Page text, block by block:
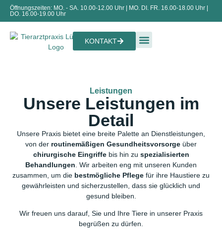
Öffnungszeiten: MO. - SA. 10.00-12.00 Uhr | MO. DI. FR. 16.00-18.00 Uhr |
DO. 16.00-19.00 Uhr
KONTAKT
Leistungen
Unsere Leistungen im
Detail
Unsere Praxis bietet eine breite Palette an Dienstleistungen,
von der routinemäßigen Gesundheitsvorsorge über
chirurgische Eingriffebis hin zu spezialisierten
Behandlungen . Wir arbeiten eng mit unseren Kunden
zusammen, um die bestmögliche Pflege für ihre Haustiere zu
gewährleisten und sicherzustellen, dass sie glücklich und
gesund bleiben.
Wir freuen uns darauf, Sie und Ihre Tiere in unserer Praxis
begrüßen zu dürfen.